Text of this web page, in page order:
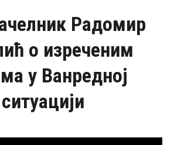
Радомир
о изреченим
у Ванредној
ситуацији